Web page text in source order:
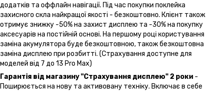
додатків та оффлайн навігації. Під час покупки поклейка
захисного скла найкращої якості - безкоштовно. Клієнт також
отримує знижку -50% на захист дисплею та -30% на покупку
аксесуарів на постійній основі. На першому році користування
заміна акумулятора буде безкоштовною, також безкоштовна
заміна дисплею при розбитті. (Страхування доступне для
моделей від 7 до 13 Pro Max)
Гарантія від магазину "Страхування дисплею" 2 роки -
Поширюється на нову та активовану техніку. Включає в себе